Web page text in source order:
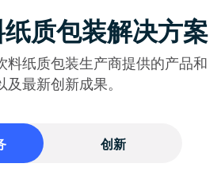
质包装解决方案
料纸质包装生产商提供的产品和
及最新创新成果。
创新